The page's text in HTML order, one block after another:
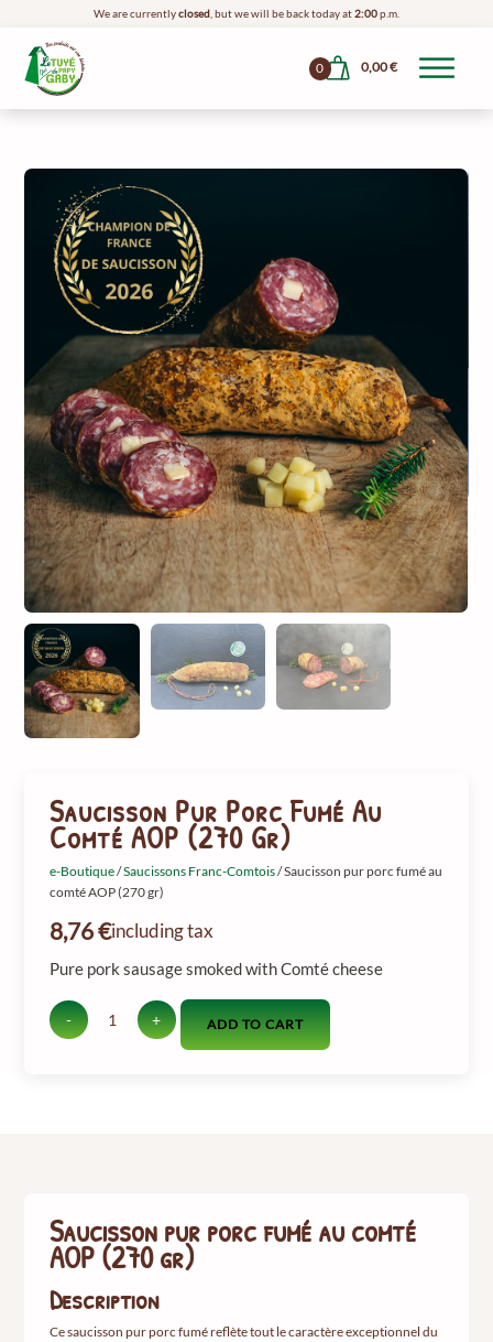
We are currentlyclosed, but we will be back today at2:00p.m.
0,00€
0
Saucisson Pur Porc Fumé Au
Comté AOP (270 Gr)
e-Boutique/Saucissons Franc-Comtois/ Saucisson pur porc fumé au
comté AOP (270 gr)
8,76€including tax
Pure pork sausage smoked with Comté cheese
-
quantité
(270
gr)
+ ADD TO CART
Saucisson pur porc fumé au comté
AOP (270 gr)
Description
Ce saucisson pur porc fumé reflète tout le caractère exceptionnel du